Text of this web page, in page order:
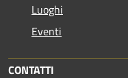
Luoghi
Eventi
CONTATTI